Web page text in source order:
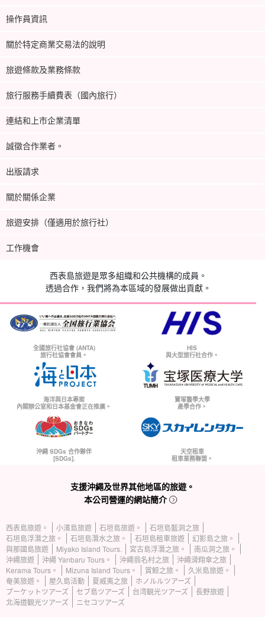
操作員資訊
關於特定商業交易法的說明
旅遊條款及業務條款
旅行服務手續費表（國內旅行）
連結和上市企業清單
誠徵合作業者。
出版請求
關於關係企業
旅遊安排（僅適用於旅行社）
工作機會
西表島旅遊是眾多組織和公共機構的成員。
透過合作，我們將為本區域的發展做出貢獻。
全國旅行社協會 (ANTA)
旅行社協會會員。
HIS
與大型旅行社合作。
海洋與日本專案
內閣辦公室和日本基金會正在推廣。
寶塚醫學大學
產學合作。
沖繩 SDGs 合作夥伴
[SDGs].
天空租車
租車業務聯盟。
支援沖繩及世界其他地區的旅遊。
本公司營運的網站簡介
西表島旅遊。 小濱島旅遊 石垣島旅遊。
石垣島藍洞之旅
石垣島浮潛之旅。
石垣島潛水之旅。 石垣島租車旅遊
幻影島之旅。
與那國島旅遊
Miyako Island Tours. 宮古島浮潛之旅。
南瓜洞之旅。
沖繩旅遊
沖繩 Yanbaru Tours。 沖繩翁名村之旅
沖繩滑翔傘之旅
Kerama Tours。
Mizuna Island Tours。 賞鯨之旅。
久米島旅遊。
奄美旅遊。
屋久島活動 夏威夷之旅
ホノルルツアーズ
プーケットツアーズ
セブ島ツアーズ 台湾観光ツアーズ
長野旅遊
北海道観光ツアーズ
ニセコツアーズ